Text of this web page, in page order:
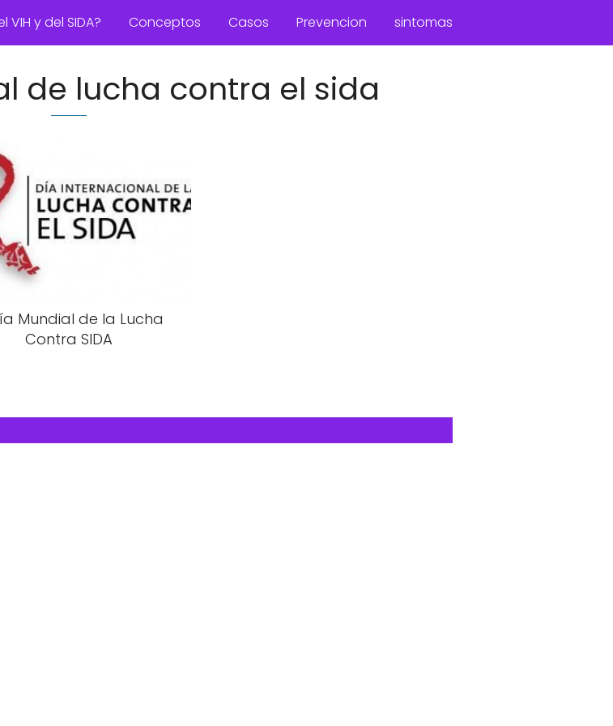
y del SIDA? Conceptos Casos Prevencion sintomas
de lucha contra el sida
Mundial de la Lucha
Contra SIDA